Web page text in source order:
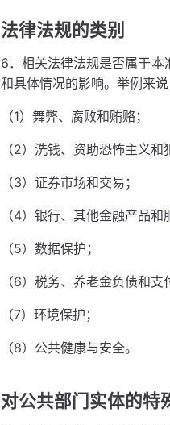
法律法规的类别
6．相关法律法规是否属于
和具体情况的影响。举例来
（1）舞弊、腐败和贿赂；
（2）洗钱、资助恐怖主义和
（3）证券市场和交易；
（4）银行、其他金融产品和
（5）数据保护；
（6）税务、养老金负债和支
（7）环境保护；
（8）公共健康与安全。
对公共部门实体的特